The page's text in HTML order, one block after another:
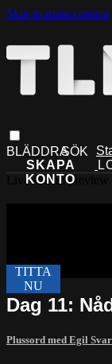
Skip to main content
Live stream preview
Dag 11:
Plussord med Egil